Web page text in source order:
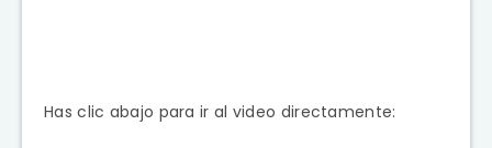
Has clic abajo para ir al video directamente: